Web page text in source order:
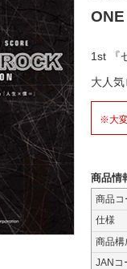
1st 『
大人
※大変
商品情
商品コ
仕様
商品構
JANコ